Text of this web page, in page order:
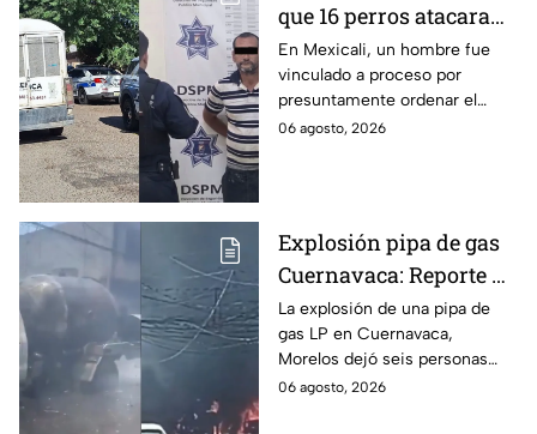
que 16 perros atacaran
a su hermana con
discapacidad en
Mexicali, BC
En Mexicali, un hombre fue
vinculado a proceso por
presuntamente ordenar el
ataque de 16 perros contra su
06 agosto, 2026
Explosión pipa de gas
Cuernavaca: Reporte de
víctimas tras estallido
en Morelos
La explosión de una pipa de
gas LP en Cuernavaca,
Morelos dejó seis personas
hospitalizadas. IMSS informó
06 agosto, 2026